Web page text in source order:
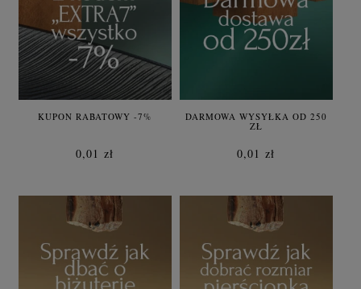
KUPON RABATOWY -7%
0,01 zł
DARMOWA WYSYŁKA OD 250
ZŁ
0,01 zł